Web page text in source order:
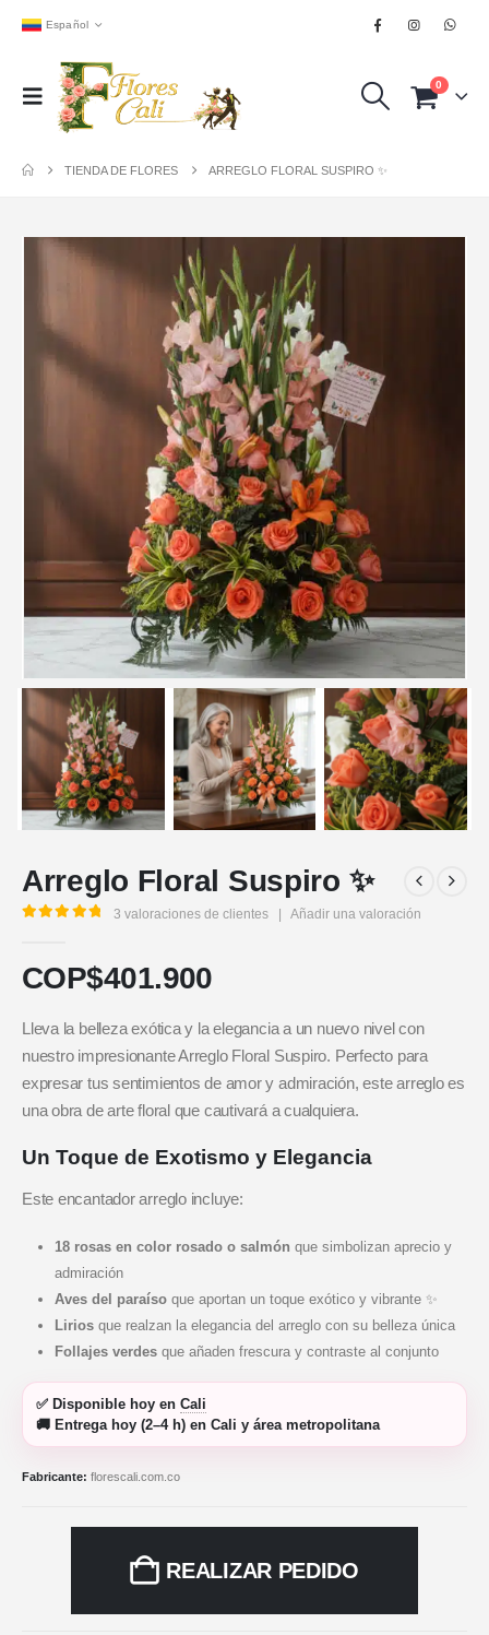
Español
0
TIENDA DE FLORES ARREGLO FLORAL SUSPIRO ✨
Arreglo Floral Suspiro ✨
3 valoraciones de clientes Añadir una valoración
COP$401.900
Lleva la belleza exótica y la elegancia a un nuevo nivel con
nuestro impresionante Arreglo Floral Suspiro. Perfecto para
expresar tus sentimientos de amor y admiración, este arreglo es
una obra de arte floral que cautivará a cualquiera.
Un Toque de Exotismo y Elegancia
Este encantador arreglo incluye:
18 rosas en color rosado o salmón que simbolizan aprecio y
admiración
Aves del paraísoque aportan un toque exótico y vibrante ✨
Liriosque realzan la elegancia del arreglo con su belleza única
Follajes verdesque añaden frescura y contraste al conjunto
✅ Disponible hoy en Cali
🚚 Entrega hoy (2–4 h) en Cali y área metropolitana
Fabricante: florescali.com.co
REALIZAR PEDIDO